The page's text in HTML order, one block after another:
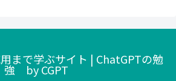
まで学ぶサイト | ChatGPTの勉
強 by CGPT